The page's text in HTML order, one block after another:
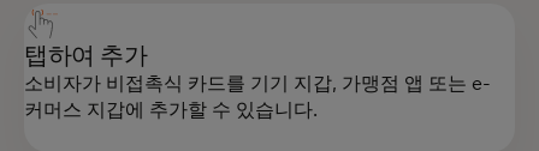
탭하여 추가
소비자가 비접촉식 카드를 기기 지갑, 가맹점 앱 또는 e-
커머스 지갑에 추가할 수 있습니다.